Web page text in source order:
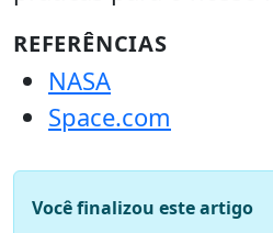
REFERÊNCIAS
NASA
Space.com
Você finalizou este artigo